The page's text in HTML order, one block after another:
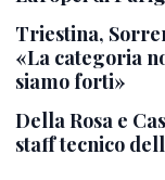
Triestina,
«La categoria
siamo forti»
Della Rosa e
staff tecnico